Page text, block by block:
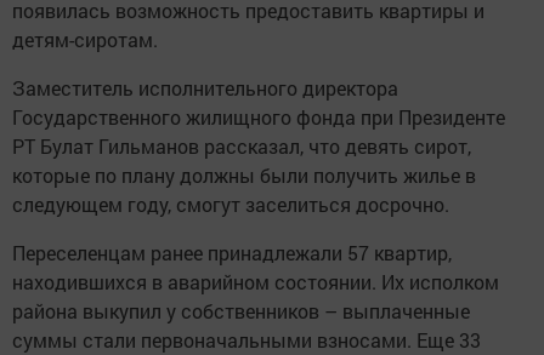
появилась возможность предоставить квартиры и
детям-сиротам.
Заместитель исполнительного директора
Государственного жилищного фонда при Президенте
РТ Булат Гильманов рассказал, что девять сирот,
которые по плану должны были получить жилье в
следующем году, смогут заселиться досрочно.
Переселенцам ранее принадлежали 57 квартир,
находившихся в аварийном состоянии. Их исполком
района выкупил у собственников – выплаченные
суммы стали первоначальными взносами. Еще 33